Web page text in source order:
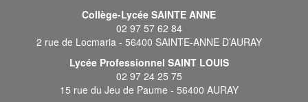
Collège-Lycée SAINTE ANNE
02 97 57 62 84
2 rue de Locmaria - 56400 SAINTE-ANNE D’AURAY
Lycée Professionnel SAINT LOUIS
02 97 24 25 75
15 rue du Jeu de Paume - 56400 AURAY